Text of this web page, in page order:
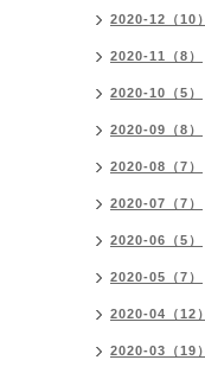
2020-12（10）
2020-11（8）
2020-10（5）
2020-09（8）
2020-08（7）
2020-07（7）
2020-06（5）
2020-05（7）
2020-04（12）
2020-03（19）